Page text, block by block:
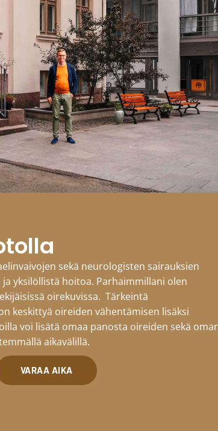
sekä neurologisten sairauksien
yksilöllistä hoitoa. Parhaimmillani olen
oirekuvissa. Tärkeintä
keskittyä oireiden vähentämisen lisäksi
voi lisätä omaa panosta oireiden sekä
aikavälillä.
VARAA AIKA